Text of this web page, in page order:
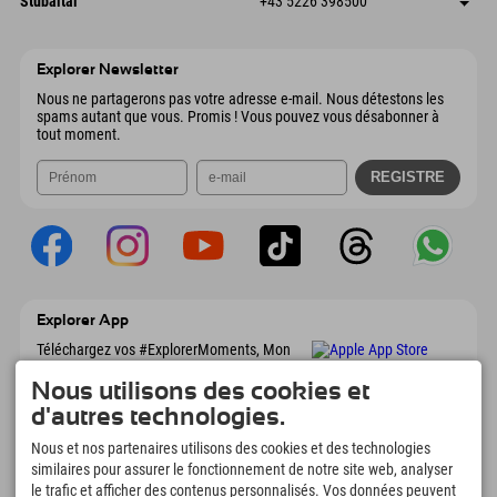
9546 Bad Kleinkirchheim
Informations d'arrivée
Explorer Newsletter
Nous ne partagerons pas votre adresse e-mail. Nous détestons les
spams autant que vous. Promis ! Vous pouvez vous désabonner à
tout moment.
Explorer App
Téléchargez vos #ExplorerMoments, Mon
Explorer à emporter avec aperçu de vos
réservations, liste de choses à faire, aperçu
des restaurants et bien plus encore.
Téléchargez-le maintenant !
L'heure des moments d'exploration
Nous utilisons des cookies et
d'autres technologies.
Nous et nos partenaires utilisons des cookies et des technologies
similaires pour assurer le fonctionnement de notre site web, analyser
le trafic et afficher des contenus personnalisés. Vos données peuvent